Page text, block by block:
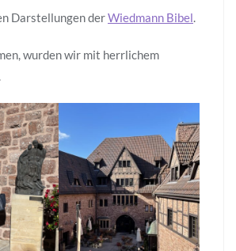
Darstellungen derWiedmann Bibel.
wurden wir mit herrlichem